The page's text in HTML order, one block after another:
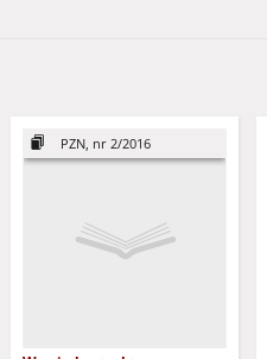
PZN, nr 2/2016